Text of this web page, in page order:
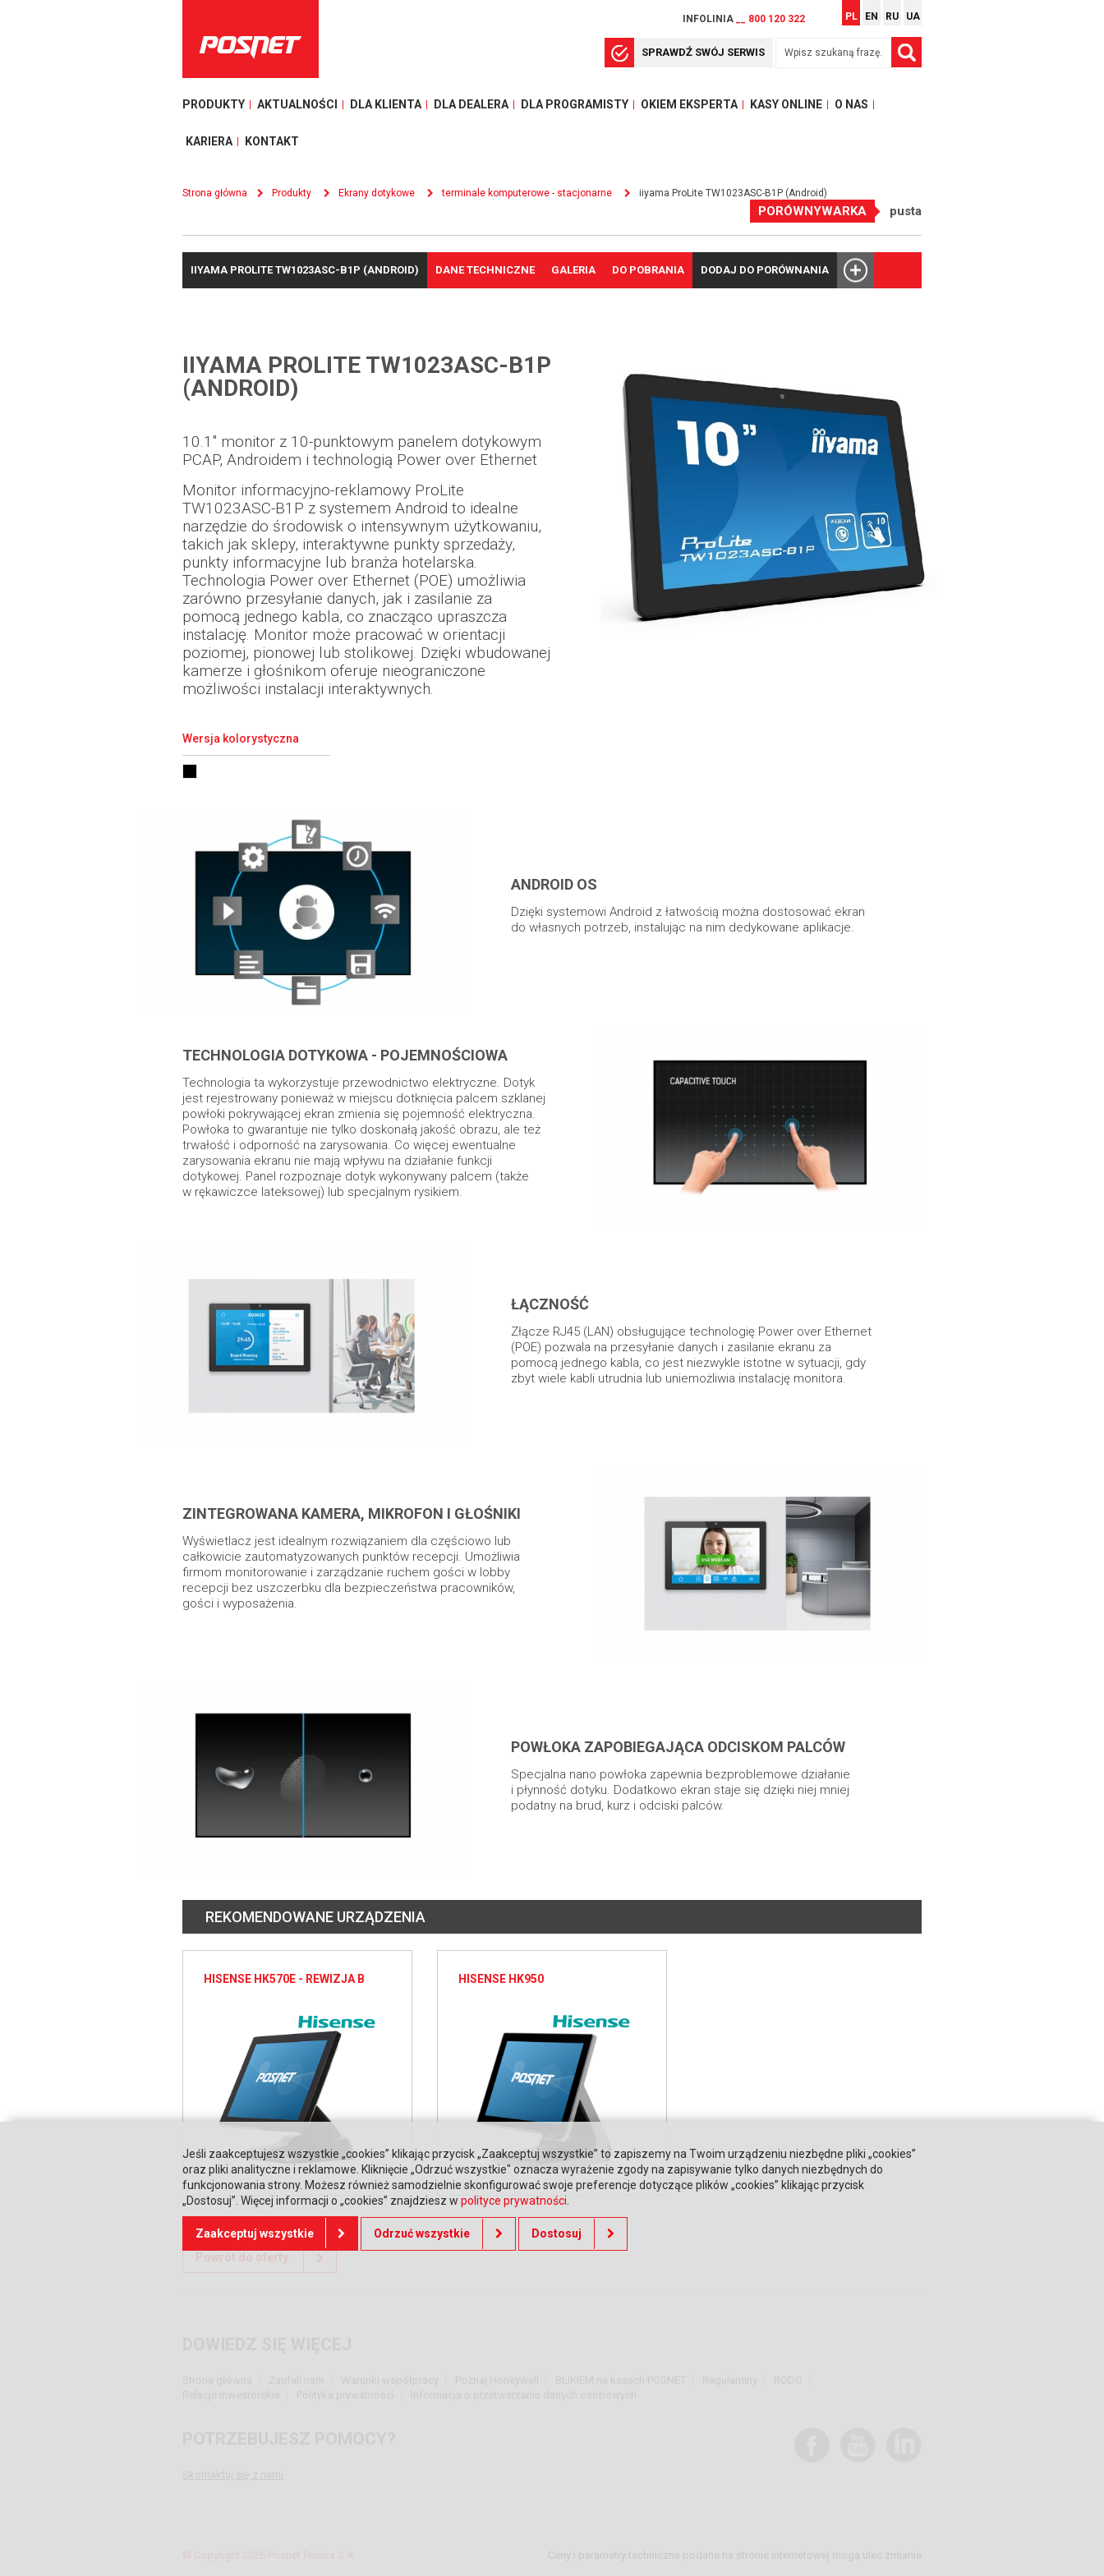
INFOLINIA __ 800 120 322 PL EN RU UA
SPRAWDŹ SWÓJ SERWIS
PRODUKTY AKTUALNOŚCI DLA KLIENTA DLA DEALERA DLA PROGRAMISTY OKIEM EKSPERTA KASY ONLINE O NAS
KARIERA KONTAKT
Strona główna Produkty Ekrany dotykowe terminale komputerowe - stacjonarne iiyama ProLite TW1023ASC-B1P (Android)
PORÓWNYWARKA pusta
IIYAMA PROLITE TW1023ASC-B1P (ANDROID) DANE TECHNICZNE GALERIA DO POBRANIA DODAJ DO PORÓWNANIA
IIYAMA PROLITE TW1023ASC-B1P
(ANDROID)
10.1" monitor z 10-punktowym panelem dotykowym
PCAP, Androidem i technologią Power over Ethernet
Monitor informacyjno-reklamowy ProLite
TW1023ASC-B1P z systemem Android to idealne
narzędzie do środowisk o intensywnym użytkowaniu,
takich jak sklepy, interaktywne punkty sprzedaży,
punkty informacyjne lub branża hotelarska.
Technologia Power over Ethernet (POE) umożliwia
zarówno przesyłanie danych, jak i zasilanie za
pomocą jednego kabla, co znacząco upraszcza
instalację. Monitor może pracować w orientacji
poziomej, pionowej lub stolikowej. Dzięki wbudowanej
kamerze i głośnikom oferuje nieograniczone
możliwości instalacji interaktywnych.
Wersja kolorystyczna
ANDROID OS
Dzięki systemowi Android z łatwością można dostosować ekran
do własnych potrzeb, instalując na nim dedykowane aplikacje.
TECHNOLOGIA DOTYKOWA - POJEMNOŚCIOWA
Technologia ta wykorzystuje przewodnictwo elektryczne. Dotyk
jest rejestrowany ponieważ w miejscu dotknięcia palcem szklanej
powłoki pokrywającej ekran zmienia się pojemność elektryczna.
Powłoka to gwarantuje nie tylko doskonałą jakość obrazu, ale też
trwałość i odporność na zarysowania. Co więcej ewentualne
zarysowania ekranu nie mają wpływu na działanie funkcji
dotykowej. Panel rozpoznaje dotyk wykonywany palcem (także
w rękawiczce lateksowej) lub specjalnym rysikiem.
ŁĄCZNOŚĆ
Złącze RJ45 (LAN) obsługujące technologię Power over Ethernet
(POE) pozwala na przesyłanie danych i zasilanie ekranu za
pomocą jednego kabla, co jest niezwykle istotne w sytuacji, gdy
zbyt wiele kabli utrudnia lub uniemożliwia instalację monitora.
ZINTEGROWANA KAMERA, MIKROFON I GŁOŚNIKI
Wyświetlacz jest idealnym rozwiązaniem dla częściowo lub
całkowicie zautomatyzowanych punktów recepcji. Umożliwia
firmom monitorowanie i zarządzanie ruchem gości w lobby
recepcji bez uszczerbku dla bezpieczeństwa pracowników,
gości i wyposażenia.
POWŁOKA ZAPOBIEGAJĄCA ODCISKOM PALCÓW
Specjalna nano powłoka zapewnia bezproblemowe działanie
i płynność dotyku. Dodatkowo ekran staje się dzięki niej mniej
podatny na brud, kurz i odciski palców.
REKOMENDOWANE URZĄDZENIA
HISENSE HK570E - REWIZJA B HISENSE HK950
Powrót do oferty
Ceny i parametry techniczne podane na stronie internetowej mogą ulec zmianie
Jeśli zaakceptujesz wszystkie „cookies” klikając przycisk „Zaakceptuj wszystkie” to zapiszemy na Twoim urządzeniu niezbędne pliki „cookies”
oraz pliki analityczne i reklamowe. Kliknięcie „Odrzuć wszystkie" oznacza wyrażenie zgody na zapisywanie tylko danych niezbędnych do
funkcjonowania strony. Możesz również samodzielnie skonfigurować swoje preferencje dotyczące plików „cookies” klikając przycisk
„Dostosuj”. Więcej informacji o „cookies” znajdziesz w polityce prywatności
Zaakceptuj wszystkie Odrzuć wszystkie Dostosuj